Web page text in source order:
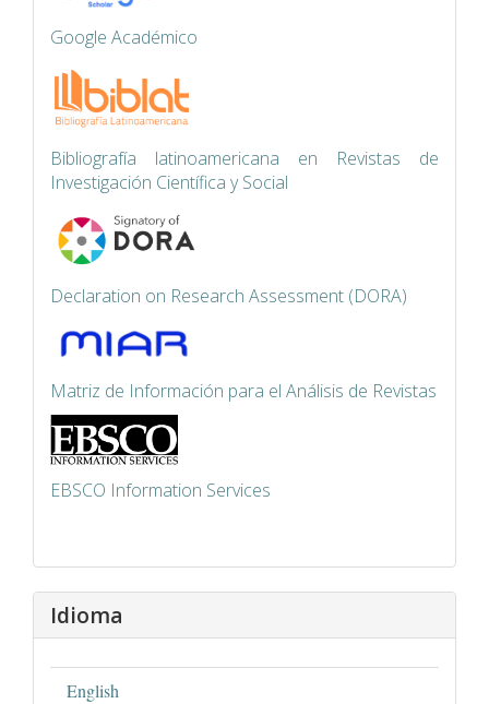
Google Académico
Bibliografía latinoamericana en Revistas de
Investigación Científica y Social
Declaration on Research Assessment (DORA)
Matriz de Información para el Análisis de Revistas
EBSCO Information Services
Idioma
English